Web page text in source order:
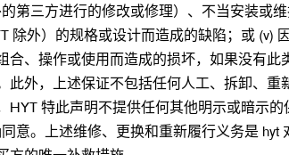
第三方进行的修改或修理）、不当安装或
除外）的规格或设计而造成的缺陷；或 (v)
、操作或使用而造成的损坏，如果没有
外，上述保证不包括任何人工、拆卸、重
特此声明不提供任何其他明示或暗示
意。上述维修、更换和重新履行义务是 hyt